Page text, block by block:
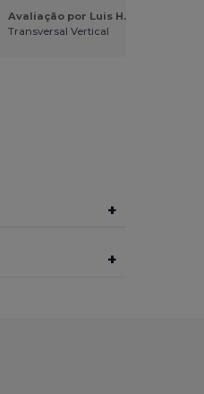
Avaliação por Luis H.
Transversal Vertical
+
+